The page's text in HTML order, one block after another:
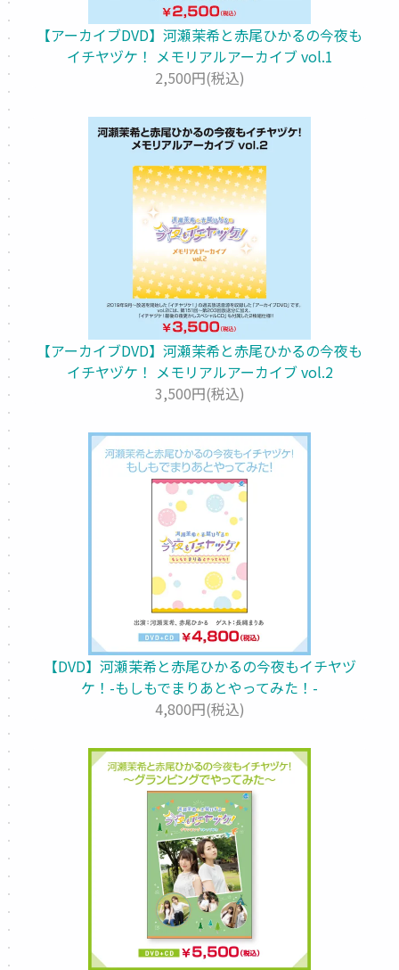
【アーカイブDVD】河瀬茉希と赤尾ひかるの今夜も
イチヤヅケ！ メモリアルアーカイブ vol.1
2,500円(税込)
【アーカイブDVD】河瀬茉希と赤尾ひかるの今夜も
イチヤヅケ！ メモリアルアーカイブ vol.2
3,500円(税込)
【DVD】河瀬茉希と赤尾ひかるの今夜もイチヤヅ
ケ！-もしもでまりあとやってみた！-
4,800円(税込)